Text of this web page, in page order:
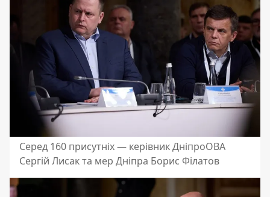
Серед 160 присутніх — керівник ДніпроОВА
Сергій Лисак та мер Дніпра Борис Філатов